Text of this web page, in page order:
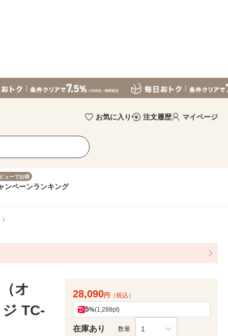
お気に入り 注文履歴 マイページ
ューでお得
ンペーンランキング
オ
TC-
28,090円 （税込）
5%(1,288pt)
在庫あり 数量 1